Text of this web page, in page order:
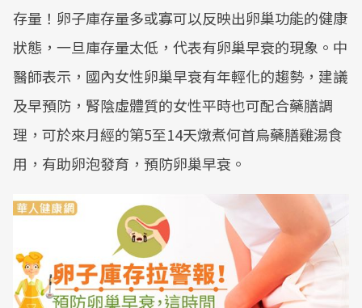
存量！卵子庫存量多或寡可以反映出卵巢功能的健康
狀態，一旦庫存量太低，代表有卵巢早衰的現象。中
醫師表示，國內女性卵巢早衰有年輕化的趨勢，建議
及早預防，腎陰虛體質的女性平時也可配合藥膳調
理，可於來月經的第5至14天燉煮何首烏藥膳雞湯食
用，有助卵泡發育，預防卵巢早衰。